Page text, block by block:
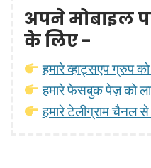
अपने मोबाइल
के लिए -
हमारे व्हाट्सएप ग्रुप
हमारे फेसबुक पेज़ को
हमारे टेलीग्राम चैनल